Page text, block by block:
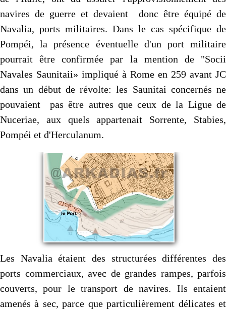
navires de guerre et devaient donc être équipé de
Navalia, ports militaires. Dans le cas spécifique de
Pompéi, la présence éventuelle d'un port militaire
pourrait être confirmée par la mention de "Socii
Navales Saunitaii» impliqué à Rome en 259 avant JC
dans un début de révolte: les Saunitai concernés ne
pouvaient pas être autres que ceux de la Ligue de
Nuceriae, aux quels appartenait Sorrente, Stabies,
Pompéi et d'Herculanum.
Les Navalia étaient des structurées différentes des
ports commerciaux, avec de grandes rampes, parfois
couverts, pour le transport de navires. Ils entaient
amenés à sec, parce que particulièrement délicates et